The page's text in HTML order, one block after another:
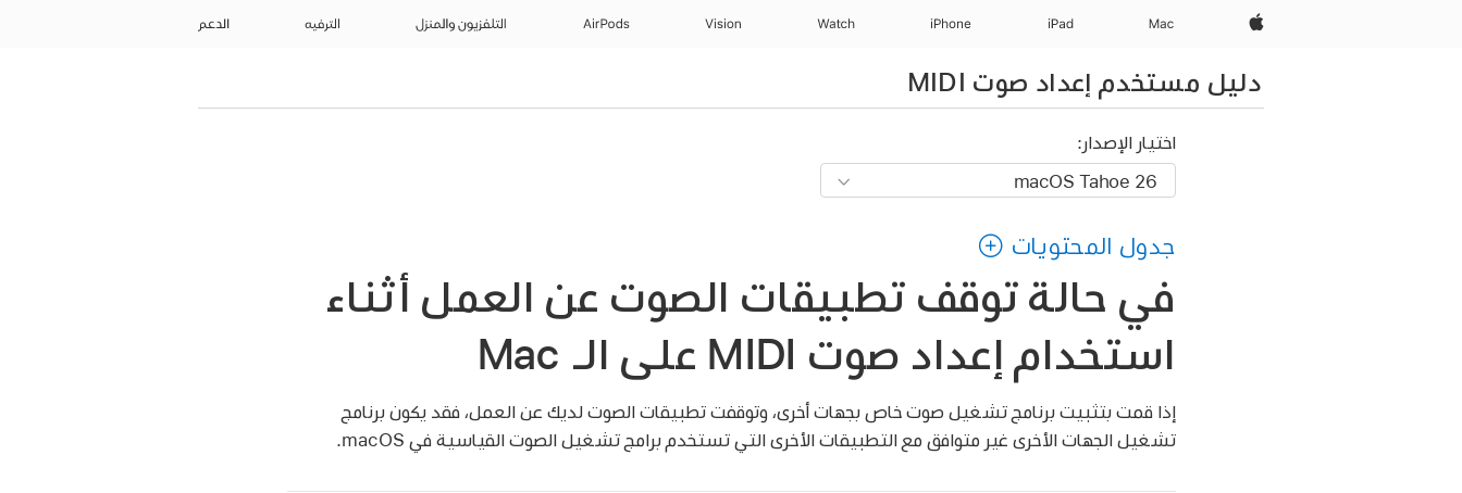
Apple‏
Mac
iPad‏
iPhone
Watch
Vision
AirPods التلفزيون والمنزل الترفيه الدعم
دليل مستخدم إعداد صوت MIDI
اختيار الإصدار:
جدول المحتويات
في حالة توقف تطبيقات الصوت عن العمل أثناء
استخدام إعداد صوت MIDI على الـ Mac
إذا قمت بتثبيت برنامج تشغيل صوت خاص بجهات أخرى، وتوقفت تطبيقات الصوت لديك عن العمل، فقد يكون برنامج
تشغيل الجهات الأخرى غير متوافق مع التطبيقات الأخرى التي تستخدم برامج تشغيل الصوت القياسية في macOS.